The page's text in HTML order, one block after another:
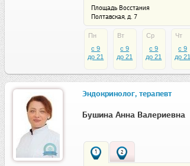
Площадь Восстания
Полтавская, д. 7
Пн
c 9
до 21
Вт
c 9
до 21
Ср
c 9
до 21
Чт
c 9
до 21
Эндокринолог, терапевт
Бушина Анна Валериевна
1 2